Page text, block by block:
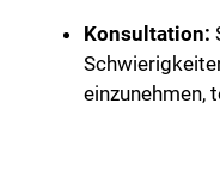
Konsultation:
einzunehmen,